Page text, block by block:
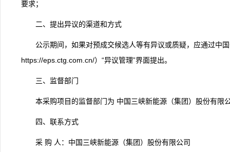
要求；
二、提出异议的渠道和方式
公示期间，如果对预成交候选人等有异议或质疑，应通过中
https://eps.ctg.com.cn/）“异议管理”界面提出。
三、监督部门
本采购项目的监督部门为 中国三峡新能源（集团）股份有限
四、联系方式
采 购 人： 中国三峡新能源（集团）股份有限公司